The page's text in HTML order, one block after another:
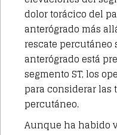
dolor torácico del
anterógrado más
rescate
anterógrado está
segmento ST, los
para considerar las
percutáneo.
Aunque ha habido